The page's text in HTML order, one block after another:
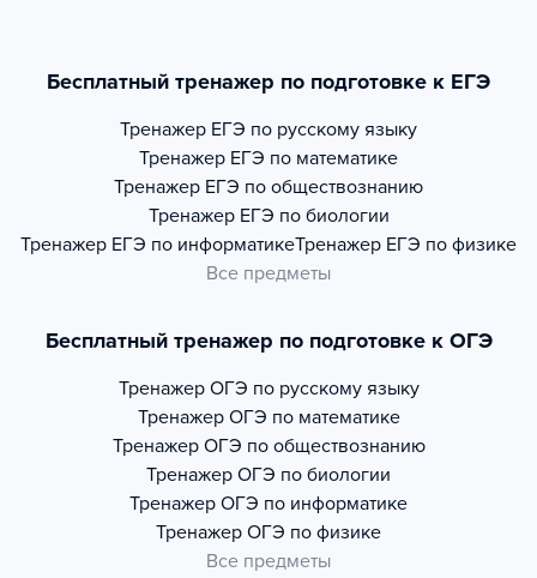
Бесплатный тренажер по подготовке к ЕГЭ
Тренажер ЕГЭ по русскому языку
Тренажер ЕГЭ по математике
Тренажер ЕГЭ по обществознанию
Тренажер ЕГЭ по биологии
Тренажер ЕГЭ по информатикеТренажер ЕГЭ по физике
Все предметы
Бесплатный тренажер по подготовке к ОГЭ
Тренажер ОГЭ по русскому языку
Тренажер ОГЭ по математике
Тренажер ОГЭ по обществознанию
Тренажер ОГЭ по биологии
Тренажер ОГЭ по информатике
Тренажер ОГЭ по физике
Все предметы